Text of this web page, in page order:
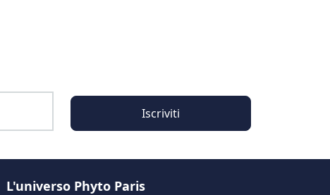
Iscriviti
L'universo Phyto Paris